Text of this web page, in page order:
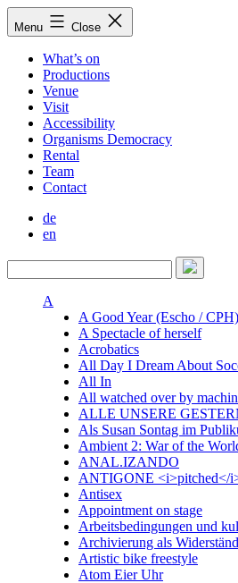
Skip
toMenu Close
What’s on
Productions
Venue
Visit
Accessibility
Organisms Democracy
Rental
Team
Contact
de
en
A
A Good Year (Escho /
A Spectacle of herself
Acrobatics
All Day I Dream About
All In
All watched over by
ALLE UNSERE
Als Susan Sontag im
Ambient 2: War of the
ANAL.IZANDO
ANTIGONE <i>pitched</
Antisex
Appointment on stage
Arbeitsbedingungen und
Archivierung als
Artistic bike freestyle
Atom Eier Uhr